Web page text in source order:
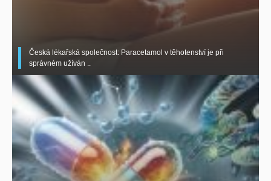
Česká lékařská společnost: Paracetamol v těhotenství je při
správném užíván ..